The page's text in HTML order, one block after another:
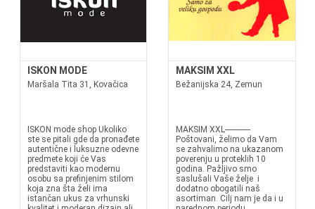
ISKON MODE
Maršala Tita 31, Kovačica
ISKON mode shop Ukoliko
ste se pitali gde da pronađete
autentične i luksuzne odevne
predmete koji će Vas
predstaviti kao modernu
osobu sa prefinjenim stilom
koja zna šta želi ima
istančan ukus za vrhunski
MAKSIM XXL
Bežanijska 24, Zemun
MAKSIM XXL------------
Poštovani, želimo da Vam
se zahvalimo na ukazanom
poverenju u proteklih 10
godina. Pažljivo smo
saslušali Vaše želje i
dodatno obogatili naš
asortiman. Cilj nam je da i u